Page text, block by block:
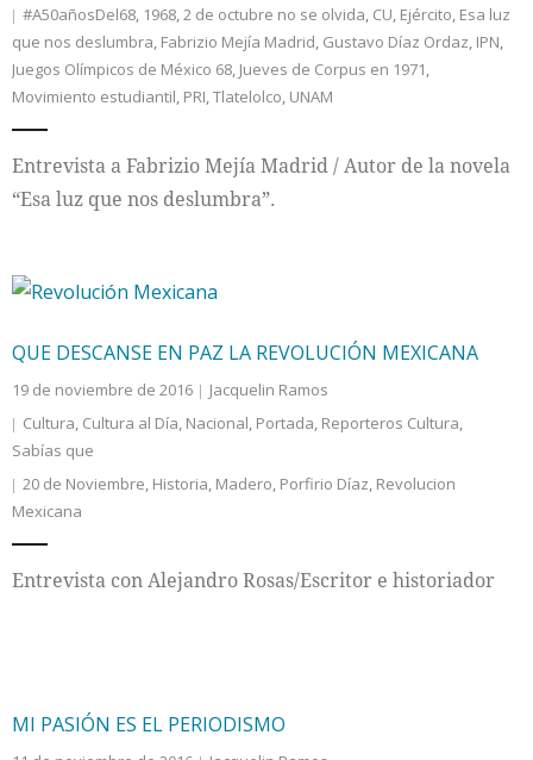
#A50añosDel68, 1968,2 de octubre no se olvida, CU, Ejército, Esa luz
que nos deslumbra, Fabrizio Mejía Madrid, Gustavo Díaz Ordaz, IPN,
Juegos Olímpicos de México 68, Jueves de Corpus en 1971,
Movimiento estudiantil, PRI,Tlatelolco, UNAM
Entrevista a Fabrizio Mejía Madrid / Autor de la novela
“Esa luz que nos deslumbra”.
QUE DESCANSE EN PAZ LA REVOLUCIÓN MEXICANA
19 de noviembre de 2016
Jacquelin Ramos
Cultura, Cultura al Día, Nacional, Portada, Reporteros Cultura,
Sabías que
20 de Noviembre, Historia, Madero, Porfirio Díaz, Revolucion
Mexicana
Entrevista con Alejandro Rosas/Escritor e historiador
MI PASIÓN ES EL PERIODISMO